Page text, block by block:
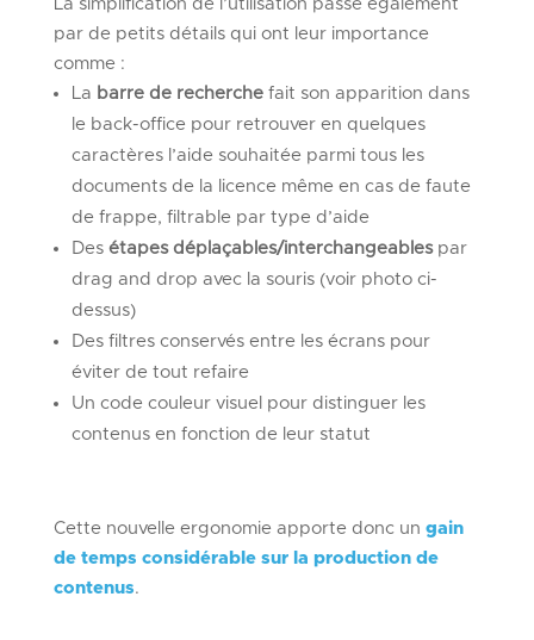
La simplification de l’utilisation passe également
par de petits détails qui ont leur importance
comme :
La barre de recherchefait son apparition dans
le back-office pour retrouver en quelques
caractères l’aide souhaitée parmi tous les
documents de la licence même en cas de faute
de frappe, filtrable par type d’aide
Des étapes déplaçables/interchangeablespar
drag and drop avec la souris (voir photo ci-
dessus)
Des filtres conservés entre les écrans pour
éviter de tout refaire
Un code couleur visuel pour distinguer les
contenus en fonction de leur statut
Cette nouvelle ergonomie apporte donc un gain
de temps considérable sur la production de
contenus.